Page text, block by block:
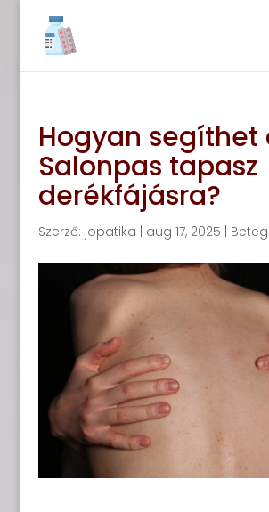
Hogyan segíthet
Salonpas tapasz
derékfájásra?
Szerző: jopatika aug 17, 2025